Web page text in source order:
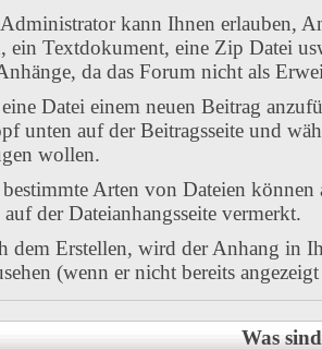
kann Ihnen erlauben,
ein Textdokument, eine Zip Datei
da das Forum nicht als
Datei einem neuen Beitrag
unten auf der Beitragsseite und
wollen.
Arten von Dateien
der Dateianhangsseite vermerkt.
dem Erstellen, wird der Anhang in
(wenn er nicht bereits
Was